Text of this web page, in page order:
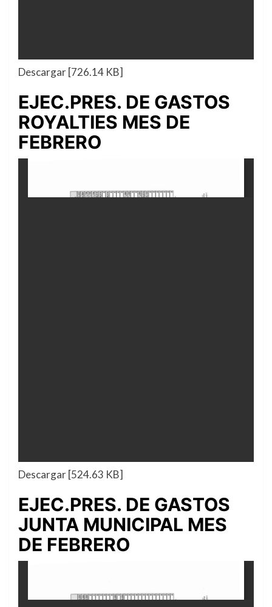
Descargar [726.14 KB]
EJEC.PRES. DE GASTOS
ROYALTIES MES DE
FEBRERO
Descargar [524.63 KB]
EJEC.PRES. DE GASTOS
JUNTA MUNICIPAL MES
DE FEBRERO